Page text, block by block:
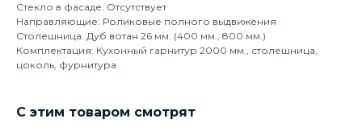
Стекло в фасаде: Отсутствует
Направляющие: Роликовые полного выдвижения
Столешница: Дуб вотан 26 мм. (400 мм., 800 мм.)
Комплектация: Кухонный гарнитур 2000 мм., столешница,
цоколь, фурнитура
С этим товаром смотрят